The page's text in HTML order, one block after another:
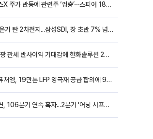
스페이스X 주가 반등에 관련주 ‘껑충’⋯스피어 18%ㆍ에이치브이엠 12%↑
반도체 온기 탄 2차전지...삼성SDI, 장 초반 7% 넘게 껑충
美 태양광 관세 반사이익 기대감에 한화솔루션 20%대·OCI홀딩스 14%대 급등
포스코퓨처엠, 19만톤 LFP 양극재 공급 합의에 9%대 강세
고려아연, 106분기 연속 흑자...2분기 '어닝 서프라이즈'에 장 초반 12%대 강세